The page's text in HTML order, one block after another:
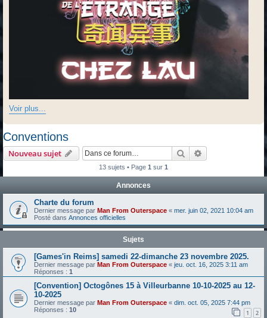
Voir plus...
Conventions
Nouveau sujet Rechercher
13 sujets • Page 1 sur 1
Annonces
Charte du forum
Dernier message par Man From Outerspace « mer. juin 02, 2021 10:04 am
Posté dans Annonces officielles
Sujets
[Games'in Reims] samedi 22-dimanche 23 novembre 2025.
Dernier message par Man From Outerspace « jeu. oct. 16, 2025 3:11 am
Réponses : 1
[Convention] Octogônes 15 à Villeurbanne 10-10-2025 au 12-
10-2025
Dernier message par Man From Outerspace « dim. oct. 05, 2025 7:44 pm
Réponses : 10 1 2